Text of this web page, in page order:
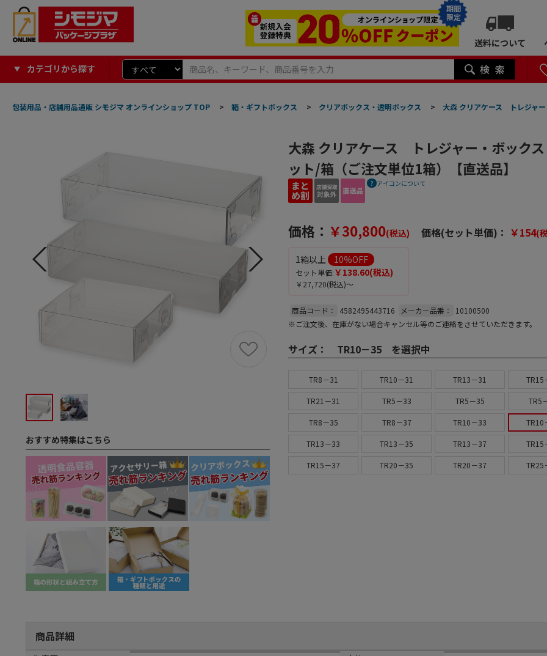
期間
限定
送料について
カテゴリから探す
包装用品・店舗用品通販 シモジマ オンラインショップ TOP > 箱・ギフトボックス > クリアボックス・透明ボックス > 大森 クリアケース トレジャ
おすすめ特集はこちら
大森 クリアケース トレジャー・ボック
ット/箱（ご注文単位1箱）【直送品】
アイコンについて
価格： ￥30,800(税込) 価格(セット単価)： ￥154(
1箱以上 10%OFF
セット単価:￥138.60(税込)
￥27,720(税込)～
商品コード： 4582495443716 メーカー品番：
10100500
※ご注文後、在庫がない場合キャンセル等のご連絡をさせていただきます。
サイズ： TR10－35 を選択中
TR8－31 TR10－31 TR13－31 TR15
TR21－31 TR5－33 TR5－35 TR5
TR8－35 TR8－37 TR10－33 TR10
TR13－33 TR13－35 TR13－37 TR15
TR15－37 TR20－35 TR20－37 TR25
商品詳細